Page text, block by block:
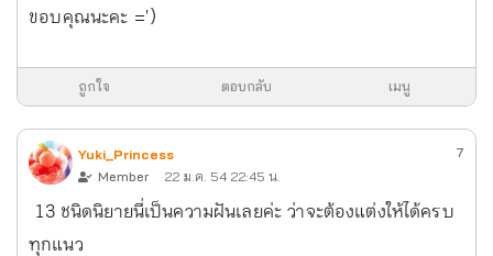
ขอบคุณนะคะ =')
ถูกใจ ตอบกลับ เมนู
Yuki_Princess
Member
22 ม.ค. 54 22:45 น.
7
13 ชนิดนิยายนี่เป็นความฝันเลยค่ะ ว่าจะต้องแต่งให้ได้ครบ
ทุกแนว